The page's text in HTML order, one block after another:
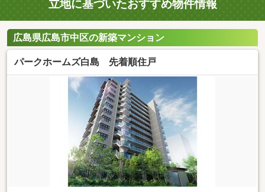
立地に基づいたおすすめ物件情報
広島県広島市中区の新築マンション
パークホームズ白島 先着順住戸